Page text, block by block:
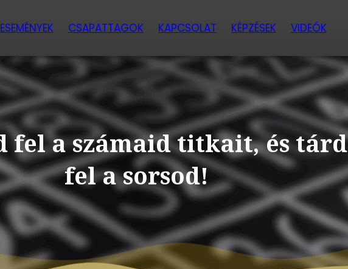
ESEMÉNYEK CSAPATTAGOK KAPCSOLAT KÉPZÉSEK VIDEÓK
fel a számaid titkait, és tárd
fel a sorsod!